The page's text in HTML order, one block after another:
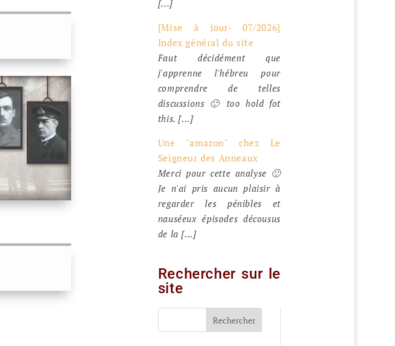
[...]
[Mise à jour- 07/2026]
Index général du site
Faut décidément que
j'apprenne l'hébreu pour
comprendre de telles
discussions 🙂 too hold fot
this. [...]
Une "amazon" chez Le
Seigneur des Anneaux
Merci pour cette analyse 🙂
Je n'ai pris aucun plaisir à
regarder les pénibles et
nauséeux épisodes décousus
de la [...]
Rechercher sur le
site